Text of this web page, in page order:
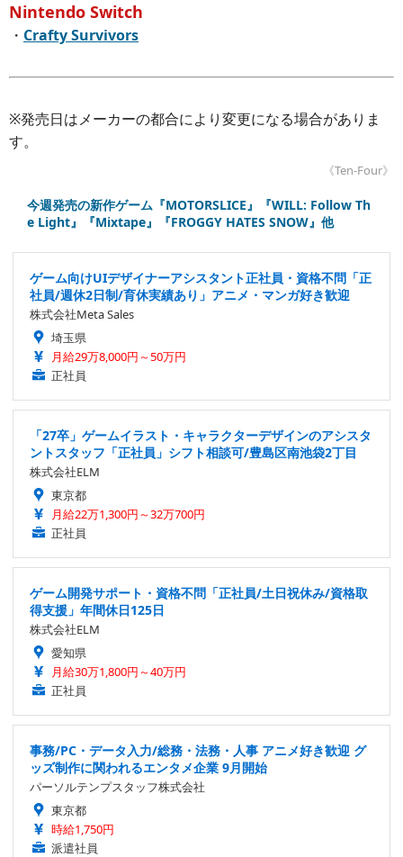
Nintendo Switch
・ Crafty Survivors
※発売日はメーカーの都合により変更になる場合がありま
す。
《Ten-Four》
今週発売の新作ゲーム『MOTORSLICE』『WILL: Follow Th
e Light』『Mixtape』『FROGGY HATES SNOW』他
ゲーム向けUIデザイナーアシスタント正社員・資格不問「正
社員/週休2日制/育休実績あり」アニメ・マンガ好き歓迎
株式会社Meta Sales
埼玉県
月給29万8,000円～50万円
正社員
「27卒」ゲームイラスト・キャラクターデザインのアシスタ
ントスタッフ「正社員」シフト相談可/豊島区南池袋2丁目
株式会社ELM
東京都
月給22万1,300円～32万700円
正社員
ゲーム開発サポート・資格不問「正社員/土日祝休み/資格取
得支援」年間休日125日
株式会社ELM
愛知県
月給30万1,800円～40万円
正社員
事務/PC・データ入力/総務・法務・人事 アニメ好き歓迎 グ
ッズ制作に関われるエンタメ企業 9月開始
パーソルテンプスタッフ株式会社
東京都
時給1,750円
派遣社員